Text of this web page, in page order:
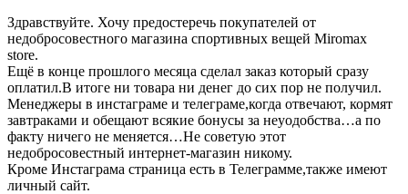
Здравствуйте. Хочу предостеречь покупателей от
недобросовестного магазина спортивных вещей Miromax
store.
Ещё в конце прошлого месяца сделал заказ который сразу
оплатил.В итоге ни товара ни денег до сих пор не получил.
Менеджеры в инстаграме и телеграме,когда отвечают, кормят
завтраками и обещают всякие бонусы за неуодобства…а по
факту ничего не меняется…Не советую этот
недобросовестный интернет-магазин никому.
Кроме Инстаграма страница есть в Телеграмме,также имеют
личный сайт.